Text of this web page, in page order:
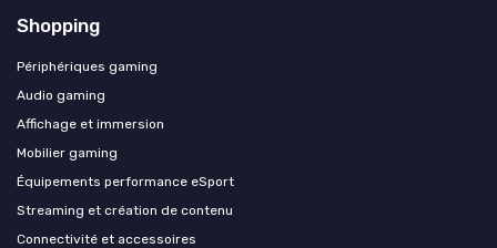
Shopping
Périphériques gaming
Audio gaming
Affichage et immersion
Mobilier gaming
Équipements performance eSport
Streaming et création de contenu
Connectivité et accessoires